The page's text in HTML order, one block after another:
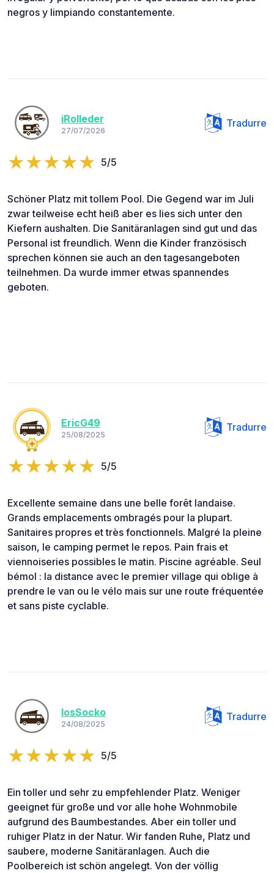
negros y limpiando constantemente.
iRolleder
27/07/2026
Tradurre
5/5
Schöner Platz mit tollem Pool. Die Gegend war im Juli
zwar teilweise echt heiß aber es lies sich unter den
Kiefern aushalten. Die Sanitäranlagen sind gut und das
Personal ist freundlich. Wenn die Kinder französisch
sprechen können sie auch an den tagesangeboten
teilnehmen. Da wurde immer etwas spannendes
geboten.
EricG49
25/08/2025
Tradurre
5/5
Excellente semaine dans une belle forêt landaise.
Grands emplacements ombragés pour la plupart.
Sanitaires propres et très fonctionnels. Malgré la pleine
saison, le camping permet le repos. Pain frais et
viennoiseries possibles le matin. Piscine agréable. Seul
bémol : la distance avec le premier village qui oblige à
prendre le van ou le vélo mais sur une route fréquentée
et sans piste cyclable.
losSocko
24/08/2025
Tradurre
5/5
Ein toller und sehr zu empfehlender Platz. Weniger
geeignet für große und vor alle hohe Wohnmobile
aufgrund des Baumbestandes. Aber ein toller und
ruhiger Platz in der Natur. Wir fanden Ruhe, Platz und
saubere, moderne Sanitäranlagen. Auch die
Poolbereich ist schön angelegt. Von der völlig